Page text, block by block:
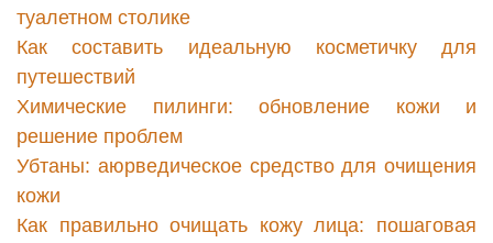
туалетном столике
Как составить идеальную косметичку для
путешествий
Химические пилинги: обновление кожи и
решение проблем
Убтаны: аюрведическое средство для очищения
кожи
Как правильно очищать кожу лица: пошаговая